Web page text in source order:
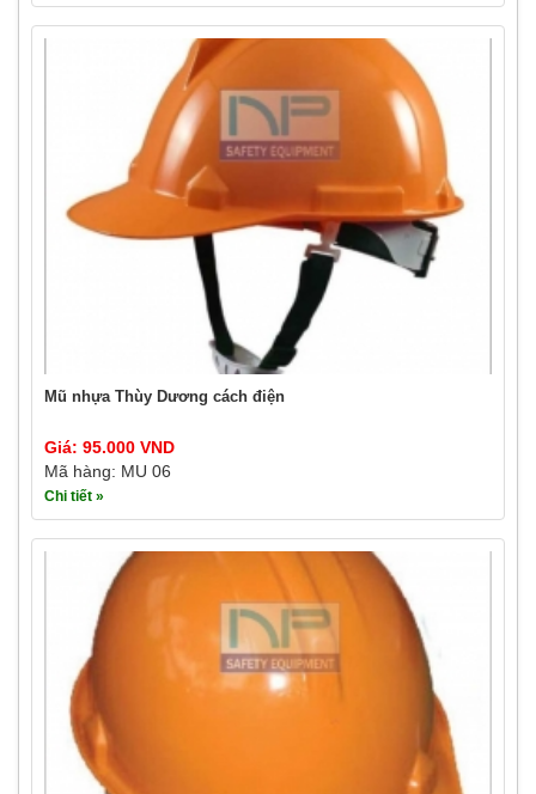
Mũ nhựa Thùy Dương cách điện
Giá: 95.000 VND
Mã hàng: MU 06
Chi tiết »